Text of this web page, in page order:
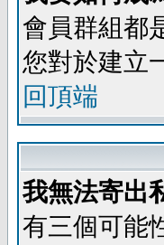
會員群組都
您對於建立
回頂端
我無法寄出
有三個可能